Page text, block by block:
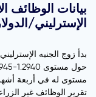
بيانات الوظائف
الإسترليني/
بدأ زوج الجنيه
مستوى له في أربعة
تقرير الوظائف غير